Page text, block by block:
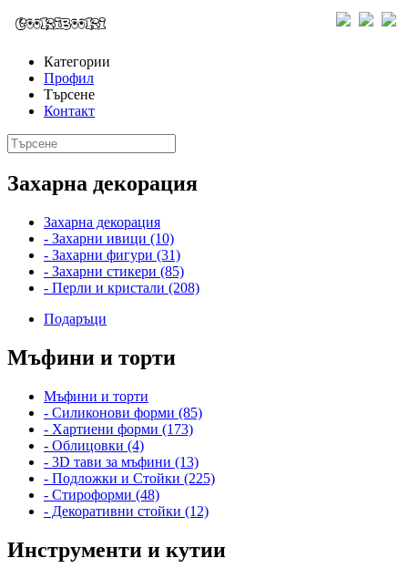
Категории
Профил
Търсене
Контакт
Захарна декорация
Захарна декорация
- Захарни ивици (10)
- Захарни фигури (31)
- Захарни стикери (85)
- Перли и кристали (208)
Подаръци
Мъфини и торти
Мъфини и торти
- Силиконови форми (85)
- Хартиени форми (173)
- Облицовки (4)
- 3D тави за мъфини (13)
- Подложки и Стойки (225)
- Стироформи (48)
- Декоративни стойки (12)
Инструменти и кутии